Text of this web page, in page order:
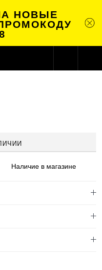
НОВЫЕ
Наличиев магазине